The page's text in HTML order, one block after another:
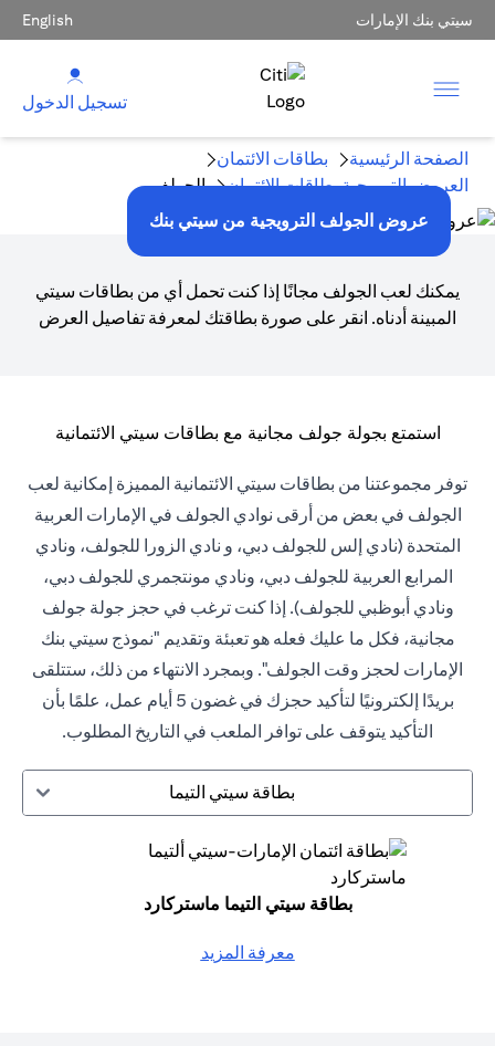
سيتي بنك الإمارات English
تسجيل الدخول
الصفحة الرئيسية
بطاقات الائتمان
العروض الترويجية بطاقات الائتمان
الجولف
عروض الجولف الترويجية من سيتي بنك
يمكنك لعب الجولف مجانًا إذا كنت تحمل أي من بطاقات سيتي
المبينة أدناه. انقر على صورة بطاقتك لمعرفة تفاصيل العرض
استمتع بجولة جولف مجانية مع بطاقات سيتي الائتمانية
توفر مجموعتنا من بطاقات سيتي الائتمانية المميزة إمكانية لعب
الجولف في بعض من أرقى نوادي الجولف في الإمارات العربية
المتحدة (نادي إلس للجولف دبي، و نادي الزورا للجولف، ونادي
المرابع العربية للجولف دبي، ونادي مونتجمري للجولف دبي،
ونادي أبوظبي للجولف). إذا كنت ترغب في حجز جولة جولف
مجانية، فكل ما عليك فعله هو تعبئة وتقديم "نموذج سيتي بنك
الإمارات لحجز وقت الجولف". وبمجرد الانتهاء من ذلك، ستتلقى
بريدًا إلكترونيًا لتأكيد حجزك في غضون 5 أيام عمل، علمًا بأن
التأكيد يتوقف على توافر الملعب في التاريخ المطلوب.
بطاقة سيتي التيما
بطاقة سيتي التيما ماستركارد
معرفة المزيد